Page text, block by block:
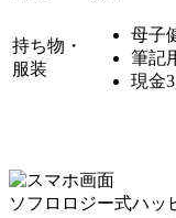
持ち物・
服装
母子
筆記
現金
ソフロロジー式ハッ